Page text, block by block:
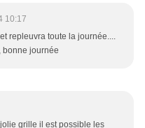
10:17
repleuvra toute la journée....
bonne journée
grille il est possible les